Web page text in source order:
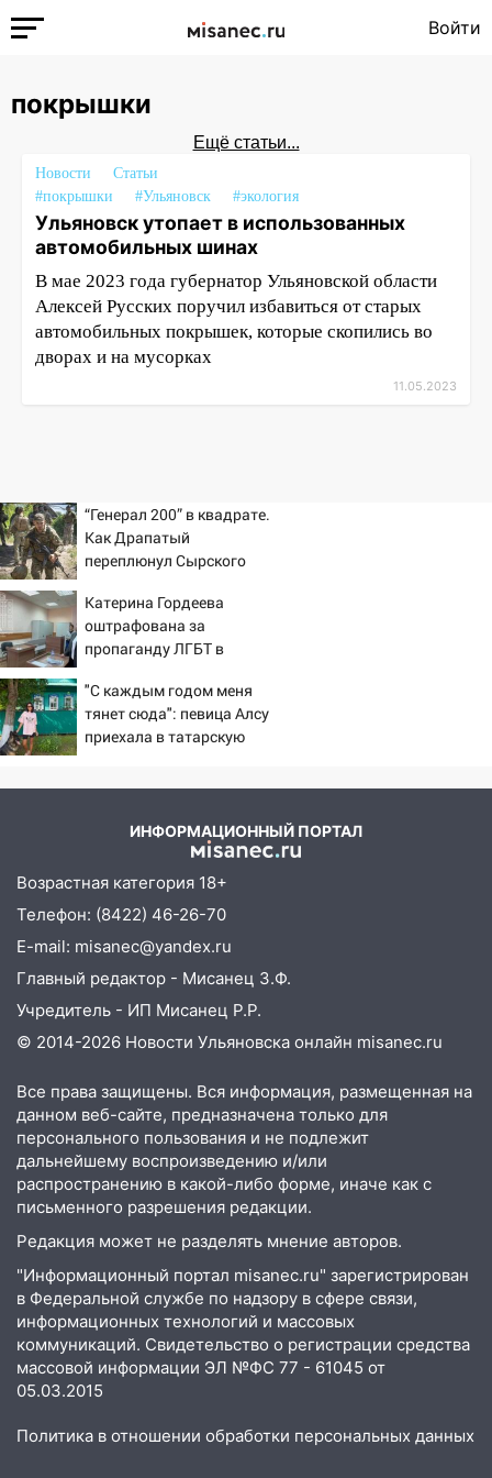
Войти
покрышки
Ещё статьи...
Новости
Статьи
#покрышки
#Ульяновск #экология
Ульяновск утопает в использованных
автомобильных шинах
В мае 2023 года губернатор Ульяновской области
Алексей Русских поручил избавиться от старых
автомобильных покрышек, которые скопились во
дворах и на мусорках
11.05.2023
“Генерал 200” в квадрате.
Как Драпатый
переплюнул Сырского
Катерина Гордеева
оштрафована за
пропаганду ЛГБТ в
Вести.ru
"С каждым годом меня
тянет сюда": певица Алсу
приехала в татарскую
ИНФОРМАЦИОННЫЙ ПОРТАЛ
Возрастная категория 18+
Телефон: (8422) 46-26-70
E-mail: misanec@yandex.ru
Главный редактор - Мисанец З.Ф.
Учредитель - ИП Мисанец Р.Р.
© 2014-2026 Новости Ульяновска онлайн misanec.ru
Все права защищены. Вся информация, размещенная на
данном веб-сайте, предназначена только для
персонального пользования и не подлежит
дальнейшему воспроизведению и/или
распространению в какой-либо форме, иначе как с
письменного разрешения редакции.
Редакция может не разделять мнение авторов.
"Информационный портал misanec.ru" зарегистрирован
в Федеральной службе по надзору в сфере связи,
информационных технологий и массовых
коммуникаций. Свидетельство о регистрации средства
массовой информации ЭЛ №ФС 77 - 61045 от
05.03.2015
Политика в отношении обработки персональных данных